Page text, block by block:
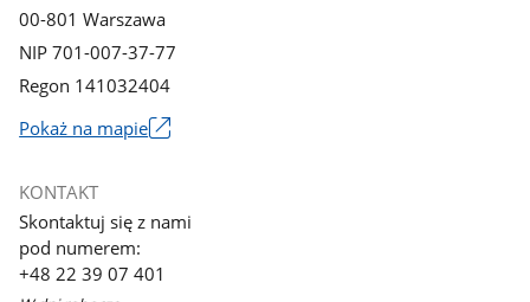
00-801 Warszawa
NIP 701-007-37-77
Regon 141032404
Pokaż na mapie
się
w
nowym
oknie
KONTAKT
Skontaktuj się z nami
pod numerem:
+48 22 39 07 401